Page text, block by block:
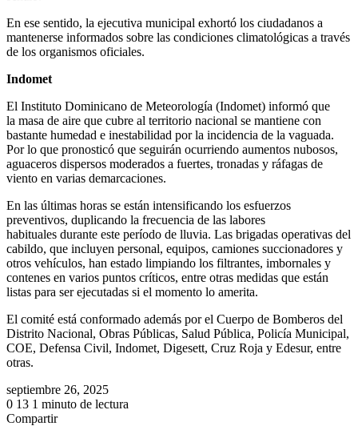
En ese sentido, la ejecutiva municipal exhortó los ciudadanos a
mantenerse informados sobre las condiciones climatológicas a través
de los organismos oficiales.
Indomet
El Instituto Dominicano de Meteorología (Indomet) informó que
la masa de aire que cubre al territorio nacional se mantiene con
bastante humedad e inestabilidad por la incidencia de la vaguada.
Por lo que pronosticó que seguirán ocurriendo aumentos nubosos,
aguaceros dispersos moderados a fuertes, tronadas y ráfagas de
viento en varias demarcaciones.
En las últimas horas se están intensificando los esfuerzos
preventivos, duplicando la frecuencia de las labores
habituales durante este período de lluvia. Las brigadas operativas del
cabildo, que incluyen personal, equipos, camiones succionadores y
otros vehículos, han estado limpiando los filtrantes, imbornales y
contenes en varios puntos críticos, entre otras medidas que están
listas para ser ejecutadas si el momento lo amerita.
El comité está conformado además por el Cuerpo de Bomberos del
Distrito Nacional, Obras Públicas, Salud Pública, Policía Municipal,
COE, Defensa Civil, Indomet, Digesett, Cruz Roja y Edesur, entre
otras.
septiembre 26, 2025
0 13 1 minuto de lectura
Facebook
Twitter
LinkedIn
Tumblr
Pinterest
Reddit
Pocket
Compartir